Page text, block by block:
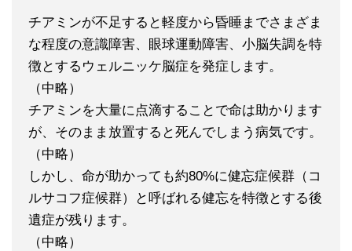
チアミンが不足すると軽度から昏睡までさまざま
な程度の意識障害、眼球運動障害、小脳失調を特
徴とするウェルニッケ脳症を発症します。
（中略）
チアミンを大量に点滴することで命は助かります
が、そのまま放置すると死んでしまう病気です。
（中略）
しかし、命が助かっても約80%に健忘症候群（コ
ルサコフ症候群）と呼ばれる健忘を特徴とする後
遺症が残ります。
（中略）